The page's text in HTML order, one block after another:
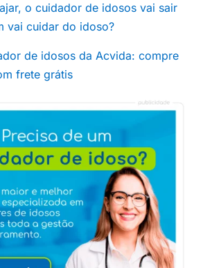
o cuidador de idosos vai sair
vai cuidar do idoso?
de idosos da Acvida: compre
frete grátis